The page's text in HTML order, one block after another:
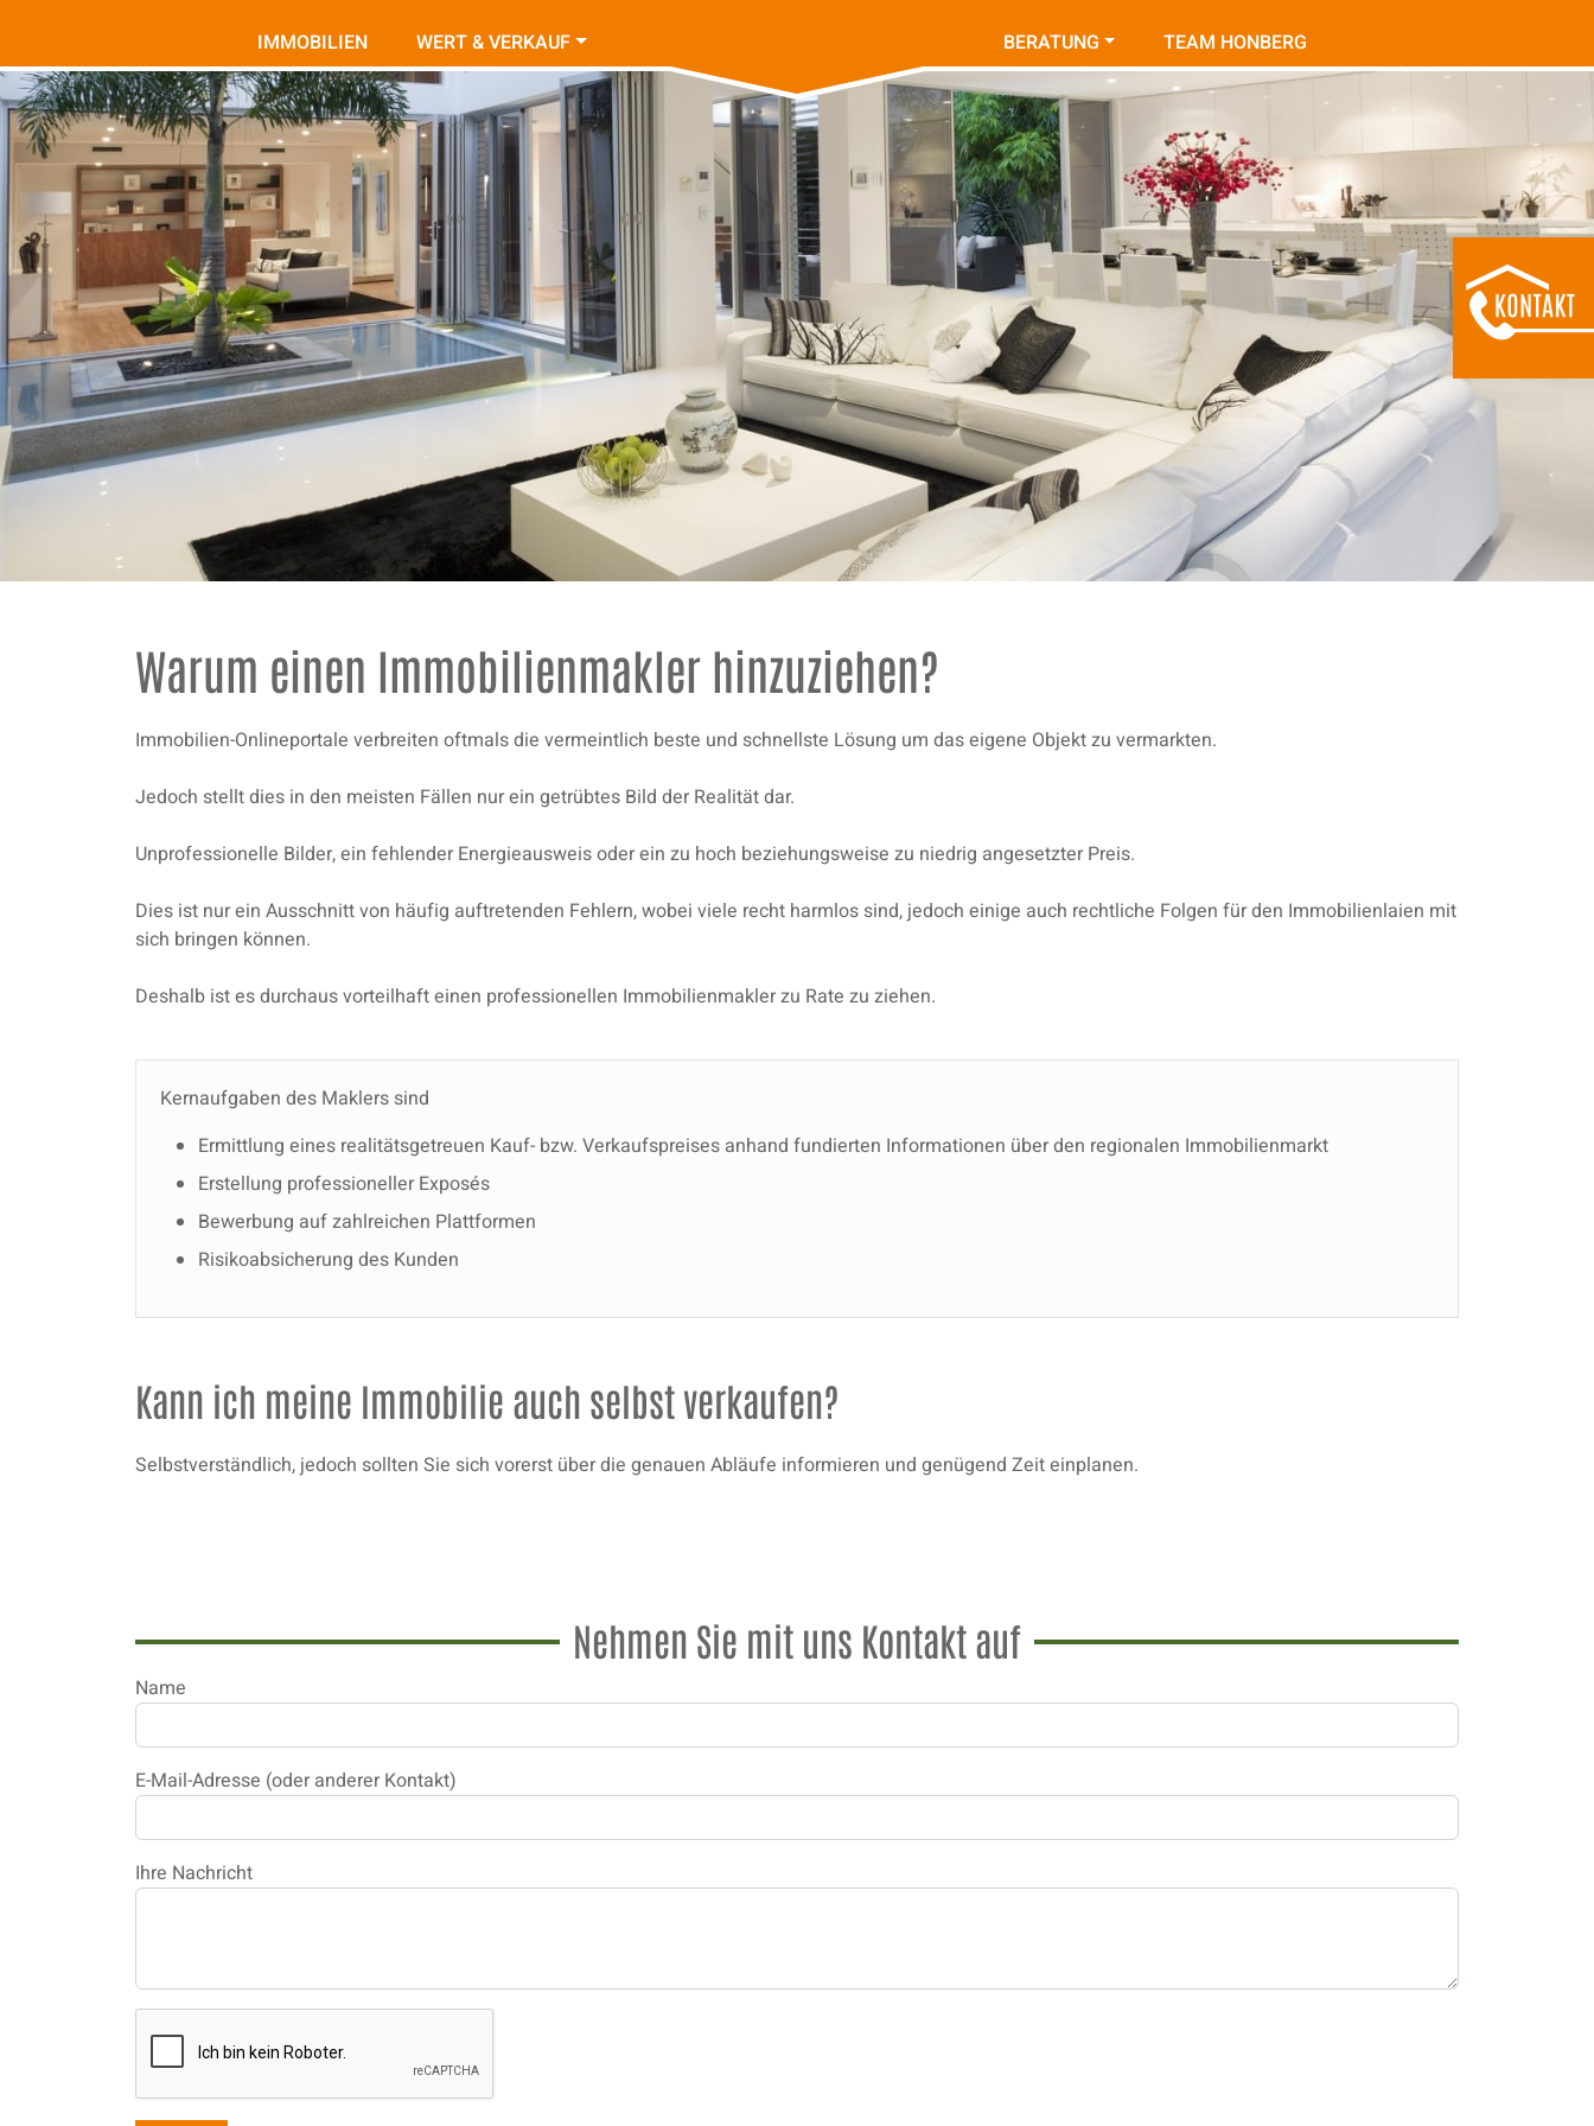
content
IMMOBILIEN WERT & VERKAUF BERATUNG TEAM HONBERG
Warum einen Immobilienmakler hinzuziehen?
Immobilien-Onlineportale verbreiten oftmals die vermeintlich beste und schnellste Lösung um das eigene Objekt zu vermarkten.
Jedoch stellt dies in den meisten Fällen nur ein getrübtes Bild der Realität dar.
Unprofessionelle Bilder, ein fehlender Energieausweis oder ein zu hoch beziehungsweise zu niedrig angesetzter Preis.
Dies ist nur ein Ausschnitt von häufig auftretenden Fehlern, wobei viele recht harmlos sind, jedoch einige auch rechtliche Folgen für den Immobilienlaien mit
sich bringen können.
Deshalb ist es durchaus vorteilhaft einen professionellen Immobilienmakler zu Rate zu ziehen.
Kernaufgaben des Maklers sind
Ermittlung eines realitätsgetreuen Kauf- bzw. Verkaufspreises anhand fundierten Informationen über den regionalen Immobilienmarkt
Erstellung professioneller Exposés
Bewerbung auf zahlreichen Plattformen
Risikoabsicherung des Kunden
Kann ich meine Immobilie auch selbst verkaufen?
Selbstverständlich, jedoch sollten Sie sich vorerst über die genauen Abläufe informieren und genügend Zeit einplanen.
Nehmen Sie mit uns Kontakt auf
Name
E-Mail-Adresse (oder anderer Kontakt)
Ihre Nachricht